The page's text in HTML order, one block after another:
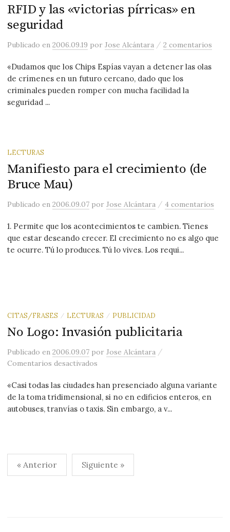
RFID y las «victorias pírricas» en
seguridad
Publicadoen2006.09.19 porJose Alcántara /2 comentarios
«Dudamos que los Chips Espías vayan a detener las olas
de crímenes en un futuro cercano, dado que los
criminales pueden romper con mucha facilidad la
seguridad ...
LECTURAS
Manifiesto para el crecimiento (de
Bruce Mau)
Publicadoen2006.09.07 porJose Alcántara /4 comentarios
1. Permite que los acontecimientos te cambien. Tienes
que estar deseando crecer. El crecimiento no es algo que
te ocurre. Tú lo produces. Tú lo vives. Los requi...
CITAS/FRASES / LECTURAS / PUBLICIDAD
No Logo: Invasión publicitaria
Publicadoen2006.09.07 porJose Alcántara /
Comentarios desactivados
«Casi todas las ciudades han presenciado alguna variante
de la toma tridimensional, si no en edificios enteros, en
autobuses, tranvías o taxis. Sin embargo, a v...
Paginación
de
« Anterior Siguiente »